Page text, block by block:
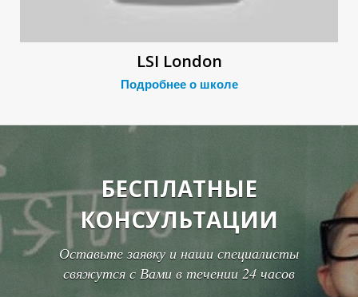
О
О
LSI London
Подробнее о школе
БЕСПЛАТНЫЕ
КОНСУЛЬТАЦИИ
Оставьте заявку и наши специалисты
свяжутся с Вами в течении 24 часов